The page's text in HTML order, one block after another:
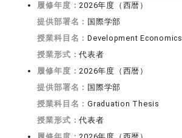
履修年度：2026年度（西暦）
提供部署名： 国際学部
授業科目名：Development Economics
授業形式：代表者
履修年度：2026年度（西暦）
提供部署名： 国際学部
授業科目名：Graduation Thesis
授業形式：代表者